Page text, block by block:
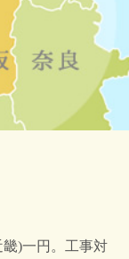
)一円。工事対